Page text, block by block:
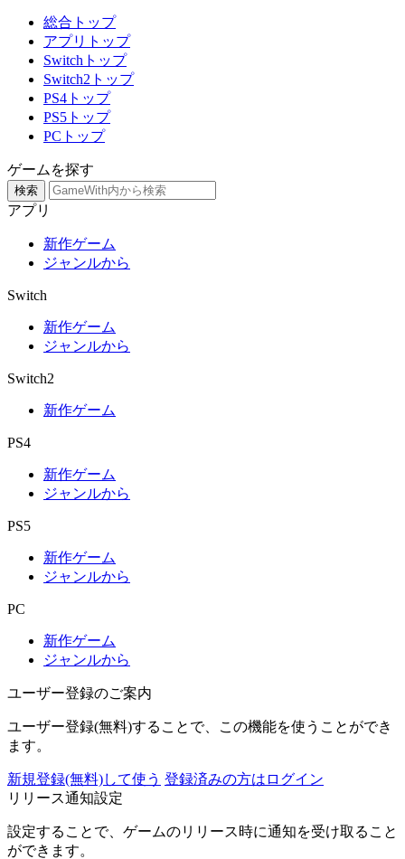
総合トップ
アプリトップ
Switchトップ
Switch2トップ
PS4トップ
PS5トップ
PCトップ
ゲームを探す
検索
アプリ
新作ゲーム
ジャンルから
Switch
新作ゲーム
ジャンルから
Switch2
新作ゲーム
PS4
新作ゲーム
ジャンルから
PS5
新作ゲーム
ジャンルから
PC
新作ゲーム
ジャンルから
ユーザー登録のご案内
ユーザー登録(無料)することで、この機能を使うことができ
ます。
新規登録(無料)して使う 登録済みの方はログイン
リリース通知設定
設定することで、ゲームのリリース時に通知を受け取ること
ができます。